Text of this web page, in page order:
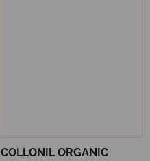
COLLONIL ORGANIC